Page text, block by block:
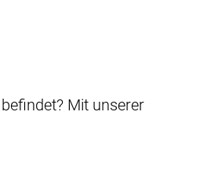
Mit unserer